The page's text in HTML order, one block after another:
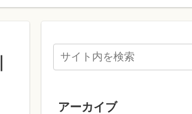
アーカイブ